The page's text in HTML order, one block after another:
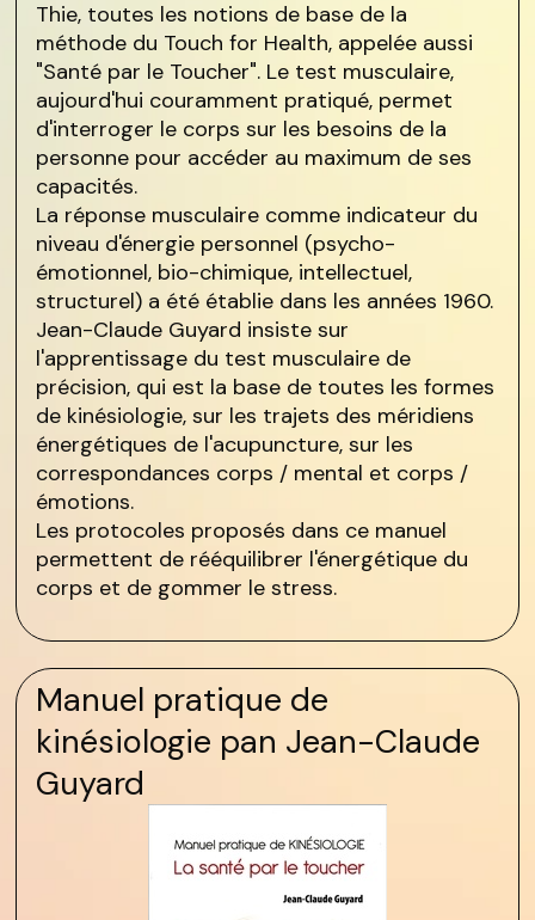
Thie, toutes les notions de base de la
méthode du Touch for Health, appelée aussi
"Santé par le Toucher". Le test musculaire,
aujourd'hui couramment pratiqué, permet
d'interroger le corps sur les besoins de la
personne pour accéder au maximum de ses
capacités.
La réponse musculaire comme indicateur du
niveau d'énergie personnel (psycho-
émotionnel, bio-chimique, intellectuel,
structurel) a été établie dans les années 1960.
Jean-Claude Guyard insiste sur
l'apprentissage du test musculaire de
précision, qui est la base de toutes les formes
de kinésiologie, sur les trajets des méridiens
énergétiques de l'acupuncture, sur les
correspondances corps / mental et corps /
émotions.
Les protocoles proposés dans ce manuel
permettent de rééquilibrer l'énergétique du
corps et de gommer le stress.
Manuel pratique de
kinésiologie pan Jean-Claude
Guyard